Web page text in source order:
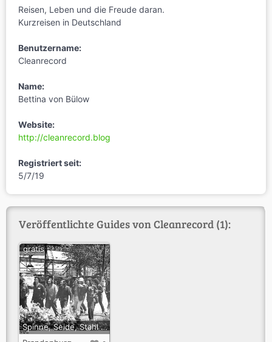
Reisen, Leben und die Freude daran.
Kurzreisen in Deutschland
Benutzername:
Cleanrecord
Name:
Bettina von Bülow
Website:
http://cleanrecord.blog
Registriert seit:
5/7/19
Veröffentlichte Guides von Cleanrecord (1):
Spinne, Seide, Stahl – Arbeit und Kunst in Brandenburg.
gratis